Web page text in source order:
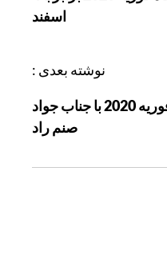
اسفند
نوشته بعدی :
گفتگوی روز یکشنبه 23 ماه فوریه 2020 با جناب جواد
صنم راد